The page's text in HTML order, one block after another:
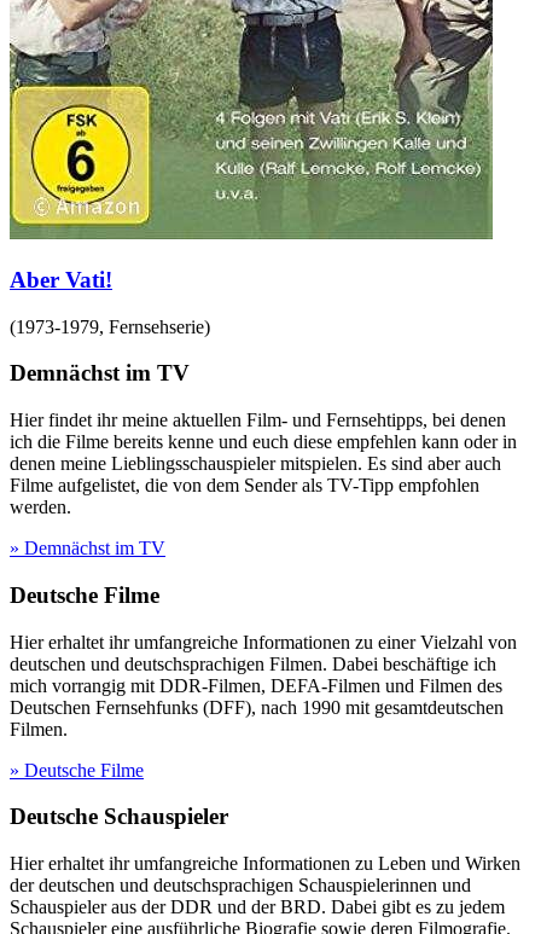
Aber Vati!
(1973-1979, Fernsehserie)
Demnächst im TV
Hier findet ihr meine aktuellen Film- und Fernsehtipps, bei denen
ich die Filme bereits kenne und euch diese empfehlen kann oder in
denen meine Lieblingsschauspieler mitspielen. Es sind aber auch
Filme aufgelistet, die von dem Sender als TV-Tipp empfohlen
werden.
» Demnächst im TV
Deutsche Filme
Hier erhaltet ihr umfangreiche Informationen zu einer Vielzahl von
deutschen und deutschsprachigen Filmen. Dabei beschäftige ich
mich vorrangig mit DDR-Filmen, DEFA-Filmen und Filmen des
Deutschen Fernsehfunks (DFF), nach 1990 mit gesamtdeutschen
Filmen.
» Deutsche Filme
Deutsche Schauspieler
Hier erhaltet ihr umfangreiche Informationen zu Leben und Wirken
der deutschen und deutschsprachigen Schauspielerinnen und
Schauspieler aus der DDR und der BRD. Dabei gibt es zu jedem
Schauspieler eine ausführliche Biografie sowie deren Filmografie.